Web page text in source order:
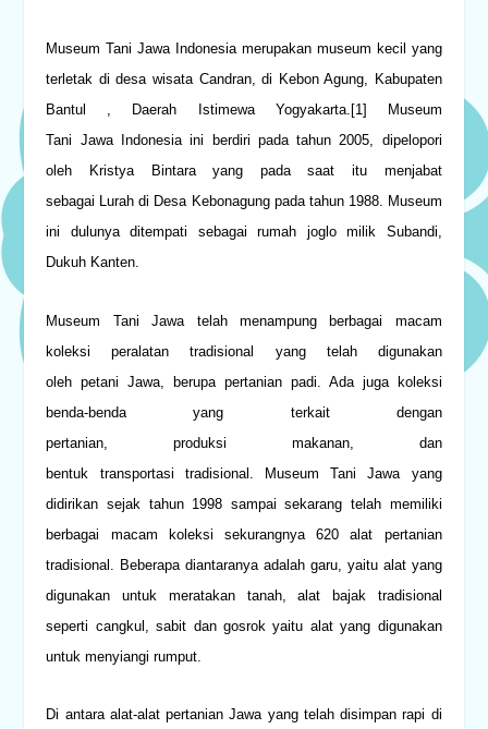
Museum Tani Jawa Indonesiamerupakan museum kecil yang
terletak di desa wisata Candran, di Kebon Agung, Kabupaten
Bantul , Daerah Istimewa Yogyakarta. [1]
Museum
Tani Jawa Indonesia ini berdiri pada tahun 2005, dipelopori
oleh Kristya Bintara yang pada saat itu menjabat
sebagai Lurah di Desa Kebonagung pada tahun 1988. Museum
ini dulunya ditempati sebagai rumah joglo milik Subandi,
Dukuh Kanten.
Museum Tani Jawa telah menampung berbagai macam
koleksi peralatan tradisional yang telah digunakan
oleh petani Jawa, berupa pertanian padi. Ada juga koleksi
benda-benda yang terkait dengan
pertanian, produksi makanan, dan
bentuk transportasi tradisional. Museum Tani Jawa yang
didirikan sejak tahun 1998 sampai sekarang telah memiliki
berbagai macam koleksi sekurangnya 620 alat pertanian
tradisional. Beberapa diantaranya adalah garu, yaitu alat yang
digunakan untuk meratakan tanah, alat bajak tradisional
seperti cangkul, sabit dan gosrok yaitu alat yang digunakan
untuk menyiangi rumput.
Di antara alat-alat pertanian Jawa yang telah disimpan rapi di